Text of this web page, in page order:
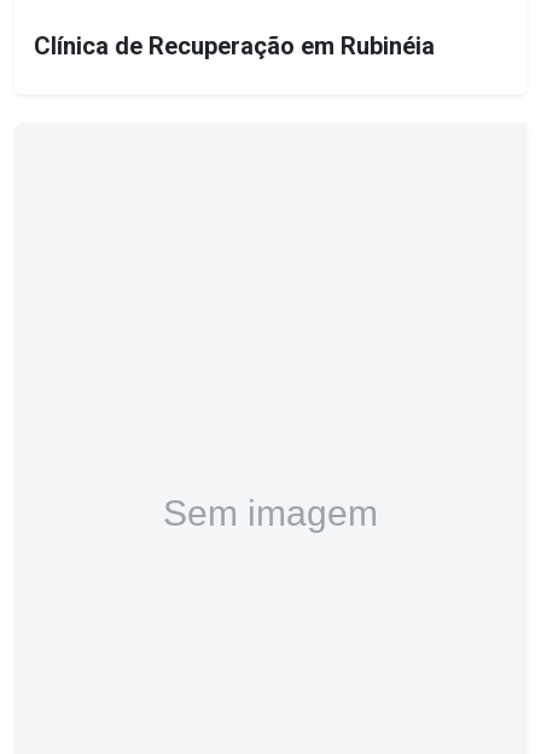
Clínica de Recuperação em Rubinéia